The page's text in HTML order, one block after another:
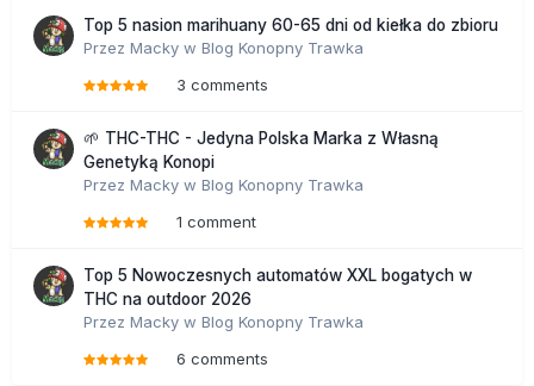
Top 5 nasion marihuany 60-65 dni od kiełka do zbioru
Przez Macky w Blog Konopny Trawka
3 comments
🌱 THC-THC - Jedyna Polska Marka z Własną
Genetyką Konopi
Przez Macky w Blog Konopny Trawka
1 comment
Top 5 Nowoczesnych automatów XXL bogatych w
THC na outdoor 2026
Przez Macky w Blog Konopny Trawka
6 comments